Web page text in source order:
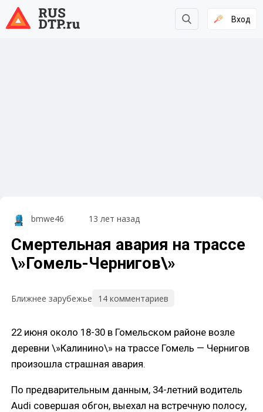
Вход
bmwe46 13 лет назад
Смертельная авария на трассе
\»Гомель-Чернигов\»
Ближнее зарубежье 14 комментариев
22 июня около 18-30 в Гомельском районе возле
деревни \»Калинино\» на трассе Гомель — Чернигов
произошла страшная авария.
По предварительным данным, 34-летний водитель
Audi совершая обгон, выехал на встречную полосу,